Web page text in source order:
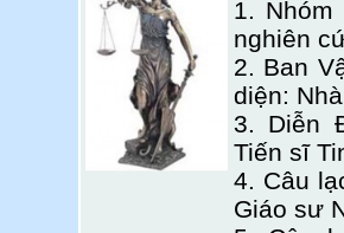
1.
nghiên
2. Ban
diện:
3. Diễn
Tiến sĩ
4. Câu
Giáo sư